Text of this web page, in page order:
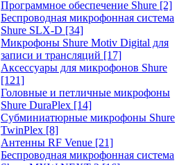
Программное обеспечение Shure [2]
Беспроводная микрофонная система
Shure SLX-D [34]
Микрофоны Shure Motiv Digital для
записи и трансляций [17]
Аксессуары для микрофонов Shure
[121]
Головные и петличные микрофоны
Shure DuraPlex [14]
Субминиатюрные микрофоны Shure
TwinPlex [8]
Антенны RF Venue [21]
Беспроводная микрофонная система